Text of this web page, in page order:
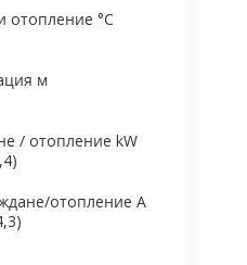
oтoплeниe °С
м
/ oтoплeниe kW
oтoплeниe А